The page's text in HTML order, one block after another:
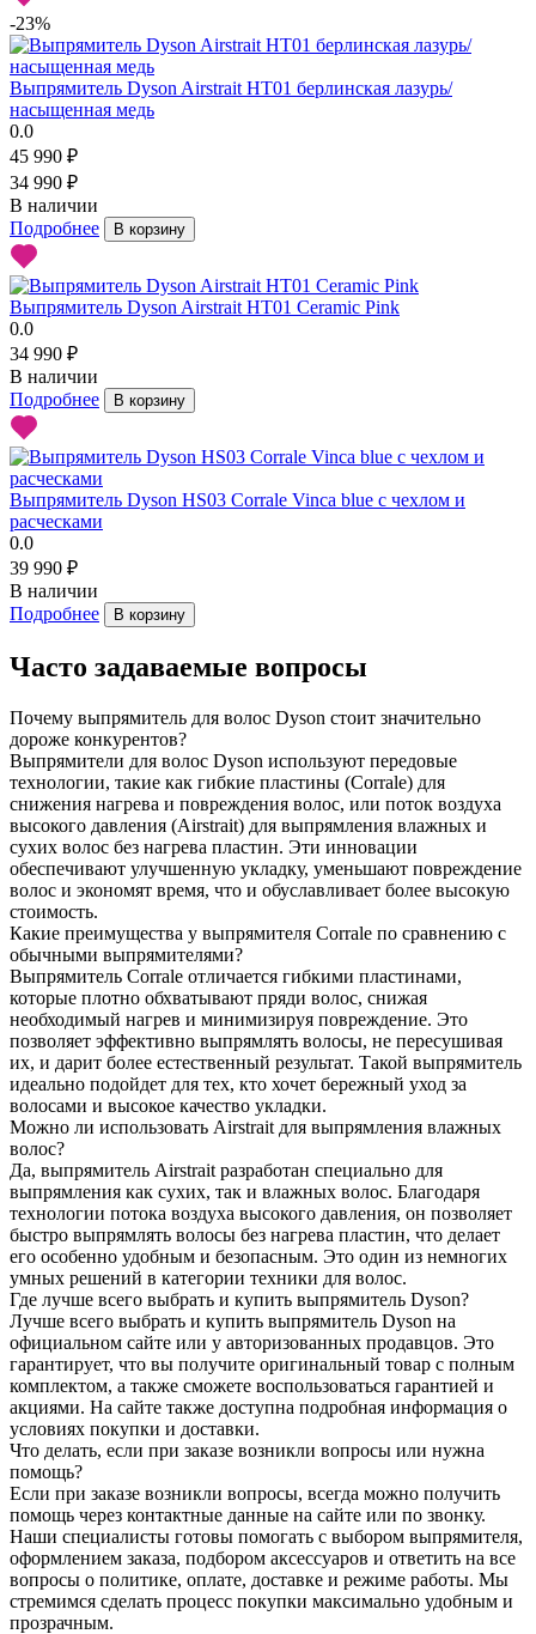
-23%
Выпрямитель Dyson Airstrait HT01 берлинская лазурь/
насыщенная медь
0.0
45 990 ₽
34 990 ₽
В наличии
Подробнее
В корзину
Выпрямитель Dyson Airstrait HT01 Ceramic Pink
0.0
34 990 ₽
В наличии
Подробнее
В корзину
Выпрямитель Dyson HS03 Corrale Vinca blue с чехлом и
расческами
0.0
39 990 ₽
В наличии
Подробнее
В корзину
Часто задаваемые вопросы
Почему выпрямитель для волос Dyson стоит значительно
дороже конкурентов?
Выпрямители для волос Dyson используют передовые
технологии, такие как гибкие пластины (Corrale) для
снижения нагрева и повреждения волос, или поток воздуха
высокого давления (Airstrait) для выпрямления влажных и
сухих волос без нагрева пластин. Эти инновации
обеспечивают улучшенную укладку, уменьшают повреждение
волос и экономят время, что и обуславливает более высокую
стоимость.
Какие преимущества у выпрямителя Corrale по сравнению с
обычными выпрямителями?
Выпрямитель Corrale отличается гибкими пластинами,
которые плотно обхватывают пряди волос, снижая
необходимый нагрев и минимизируя повреждение. Это
позволяет эффективно выпрямлять волосы, не пересушивая
их, и дарит более естественный результат. Такой выпрямитель
идеально подойдет для тех, кто хочет бережный уход за
волосами и высокое качество укладки.
Можно ли использовать Airstrait для выпрямления влажных
волос?
Да, выпрямитель Airstrait разработан специально для
выпрямления как сухих, так и влажных волос. Благодаря
технологии потока воздуха высокого давления, он позволяет
быстро выпрямлять волосы без нагрева пластин, что делает
его особенно удобным и безопасным. Это один из немногих
умных решений в категории техники для волос.
Где лучше всего выбрать и купить выпрямитель Dyson?
Лучше всего выбрать и купить выпрямитель Dyson на
официальном сайте или у авторизованных продавцов. Это
гарантирует, что вы получите оригинальный товар с полным
комплектом, а также сможете воспользоваться гарантией и
акциями. На сайте также доступна подробная информация о
условиях покупки и доставки.
Что делать, если при заказе возникли вопросы или нужна
помощь?
Если при заказе возникли вопросы, всегда можно получить
помощь через контактные данные на сайте или по звонку.
Наши специалисты готовы помогать с выбором выпрямителя,
оформлением заказа, подбором аксессуаров и ответить на все
вопросы о политике, оплате, доставке и режиме работы. Мы
стремимся сделать процесс покупки максимально удобным и
прозрачным.